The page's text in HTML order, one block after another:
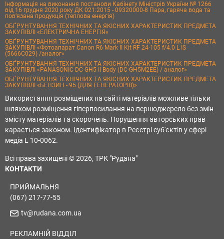
Інформація на виконання постанови Кабінету Міністрів України № 1266
від 16 грудня 2020 року ДК 021:2015 - 09320000-8 Пара, гаряча вода та
пов’язана продукція (теплова енергія)
ОБҐРУНТУВАННЯ ТЕХНІЧНИХ ТА ЯКІСНИХ ХАРАКТЕРИСТИК ПРЕДМЕТА
ЗАКУПІВЛІ «ЕЛЕКТРИЧНА ЕНЕРГІЯ»
ОБҐРУНТУВАННЯ ТЕХНІЧНИХ ТА ЯКІСНИХ ХАРАКТЕРИСТИК ПРЕДМЕТА
ЗАКУПІВЛІ «Фотоапарат Canon R6 Mark II Kit RF 24-105 f/4.0 L IS
(5666C029) /аналог»
ОБҐРУНТУВАННЯ ТЕХНІЧНИХ ТА ЯКІСНИХ ХАРАКТЕРИСТИК ПРЕДМЕТА
ЗАКУПІВЛІ «PANASONIC DC-GH5 II Body (DC-GH5M2EE) / аналог»
ОБҐРУНТУВАННЯ ТЕХНІЧНИХ ТА ЯКІСНИХ ХАРАКТЕРИСТИК ПРЕДМЕТА
ЗАКУПІВЛІ «БЕНЗИН - 95 (ДЛЯ ГЕНЕРАТОРІВ)»
Використання розміщених на сайті матеріалів можливе тільки
шляхом розміщення гіперпосилання на першоджерело без змін
змісту матеріалів та скорочень. Порушення авторських прав
карається законом. Ідентифікатор в Реєстрі суб'єктів у сфері
медіа L 10-0062.
Всі права захищені © 2026, ТРК "Рудана"
КОНТАКТИ
ПРИЙМАЛЬНЯ
(067) 217-77-55
tv@rudana.com.ua
РЕКЛАМНІЙ ВІДДІЛ